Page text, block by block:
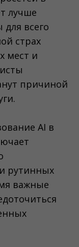
лучше
всего
страх
мест и
причиной
AI в
рутинных
важные